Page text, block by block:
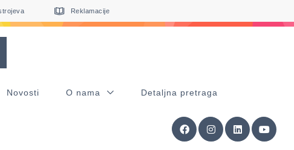
Reklamacije
Novosti O nama Detaljna pretraga